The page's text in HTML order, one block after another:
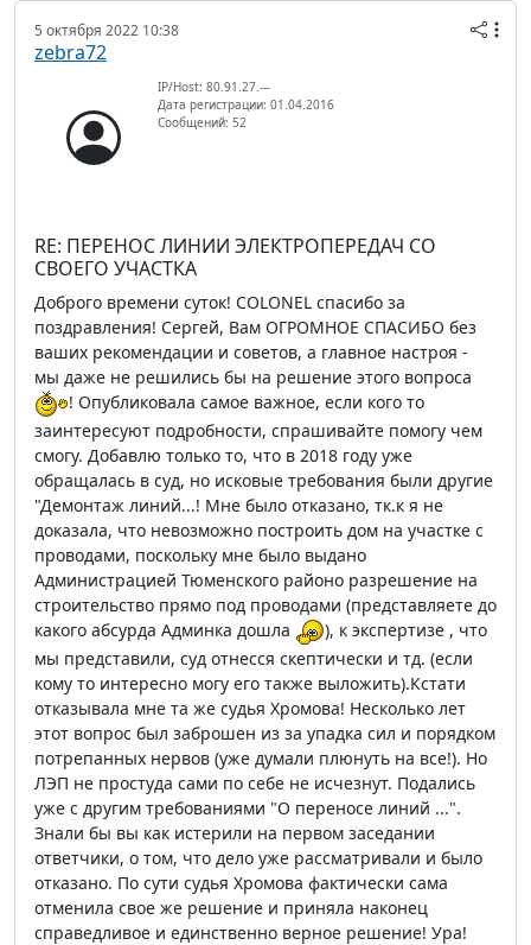
5 октября 2022 10:38
zebra72
IP/Host: 80.91.27.---
Дата регистрации: 01.04.2016
Сообщений: 52
RE: ПЕРЕНОС ЛИНИИ ЭЛЕКТРОПЕРЕДАЧ СО
СВОЕГО УЧАСТКА
Доброго времени суток! COLONEL спасибо за
поздравления! Сергей, Вам ОГРОМНОЕ СПАСИБО без
ваших рекомендации и советов, а главное настроя -
мы даже не решились бы на решение этого вопроса
! Опубликовала самое важное, если кого то
заинтересуют подробности, спрашивайте помогу чем
смогу. Добавлю только то, что в 2018 году уже
обращалась в суд, но исковые требования были другие
"Демонтаж линий...! Мне было отказано, тк.к я не
доказала, что невозможно построить дом на участке с
проводами, поскольку мне было выдано
Администрацией Тюменского районо разрешение на
строительство прямо под проводами (представляете до
какого абсурда Админка дошла
), к экспертизе , что
мы представили, суд отнесся скептически и тд. (если
кому то интересно могу его также выложить).Кстати
отказывала мне та же судья Хромова! Несколько лет
этот вопрос был заброшен из за упадка сил и порядком
потрепанных нервов (уже думали плюнуть на все!). Но
ЛЭП не простуда сами по себе не исчезнут. Подались
уже с другим требованиями "О переносе линий ...".
Знали бы вы как истерили на первом заседании
ответчики, о том, что дело уже рассматривали и было
отказано. По сути судья Хромова фактически сама
отменила свое же решение и приняла наконец
справедливое и единственно верное решение! Ура!